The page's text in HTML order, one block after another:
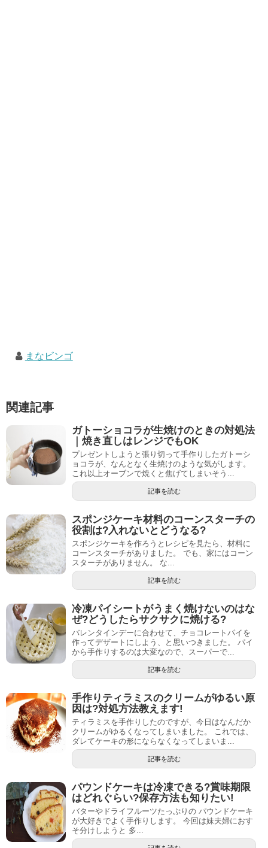
まなビンゴ
関連記事
ガトーショコラが生焼けのときの対処法
｜焼き直しはレンジでもOK
プレゼントしようと張り切って手作りしたガトーシ
ョコラが、なんとなく生焼けのような気がします。
これ以上オーブンで焼くと焦げてしまいそう...
記事を読む
スポンジケーキ材料のコーンスターチの
役割は?入れないとどうなる?
スポンジケーキを作ろうとレシピを見たら、材料に
コーンスターチがありました。 でも、家にはコーン
スターチがありません。 な...
記事を読む
冷凍パイシートがうまく焼けないのはな
ぜ?どうしたらサクサクに焼ける?
バレンタインデーに合わせて、チョコレートパイを
作ってデザートにしよう、と思いつきました。 パイ
から手作りするのは大変なので、スーパーで...
記事を読む
手作りティラミスのクリームがゆるい原
因は?対処方法教えます!
ティラミスを手作りしたのですが、今日はなんだか
クリームがゆるくなってしまいました。 これでは、
ダレてケーキの形にならなくなってしまいま...
記事を読む
パウンドケーキは冷凍できる?賞味期限
はどれぐらい?保存方法も知りたい!
バターやドライフルーツたっぷりの パウンドケーキ
が大好きでよく手作りします。 今回は妹夫婦におす
そ分けしようと 多...